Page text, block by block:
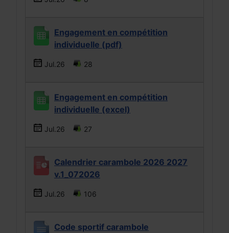
Engagement en compétition
individuelle (pdf)
Jul.26 28
Engagement en compétition
individuelle (excel)
Jul.26 27
Calendrier carambole 2026 2027
v.1_072026
Jul.26 106
Code sportif carambole